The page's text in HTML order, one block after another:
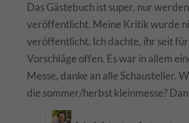
Das Gästebuch ist super, nur
veröffentlicht. Meine Kritik wurde
veröffentlicht. Ich dachte, ihr seit
Vorschläge offen. Es war in allem
Messe, danke an alle Schausteller.
die sommer/herbst kleinmesse?